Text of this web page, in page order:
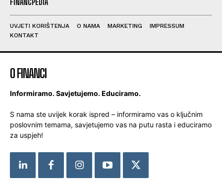
FINANCPEDIA
UVJETI KORIŠTENJA O NAMA MARKETING
IMPRESSUM
KONTAKT
O FINANCI
Informiramo. Savjetujemo. Educiramo.
S nama ste uvijek korak ispred – informiramo vas o ključnim
poslovnim temama, savjetujemo vas na putu rasta i educiramo
za uspjeh!